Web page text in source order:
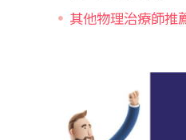
其他物理治療師推